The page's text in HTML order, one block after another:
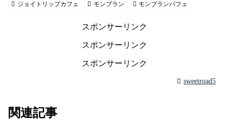
ジョイトリップカフェ モンブラン モンブランパフェ
スポンサーリンク
スポンサーリンク
スポンサーリンク
sweetroad5
関連記事